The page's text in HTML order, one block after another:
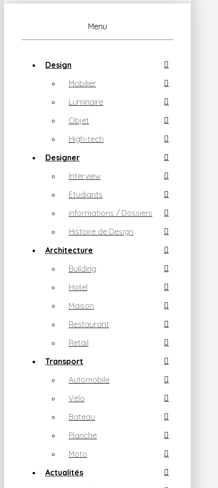
Menu
Design
Mobilier
Luminaire
Objet
High-tech
Designer
Interview
Etudiants
informations / Dossiers
Histoire de Design
Architecture
Building
Hotel
Maison
Restaurant
Retail
Transport
Automobile
Vélo
Bateau
Planche
Moto
Actualités